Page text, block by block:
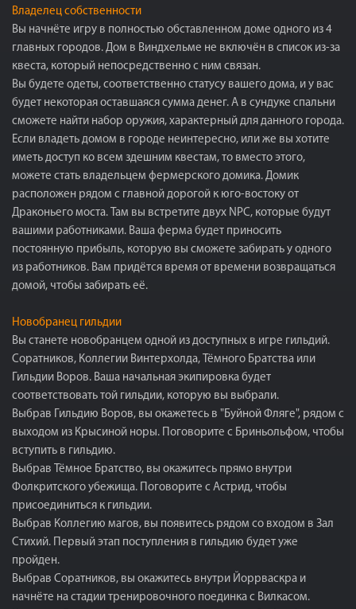
Владелец собственности
Вы начнёте игру в полностью обставленном доме одного из 4
главных городов. Дом в Виндхельме не включён в список из-за
квеста, который непосредственно с ним связан.
Вы будете одеты, соответственно статусу вашего дома, и у вас
будет некоторая оставшаяся сумма денег. А в сундуке спальни
сможете найти набор оружия, характерный для данного города.
Если владеть домом в городе неинтересно, или же вы хотите
иметь доступ ко всем здешним квестам, то вместо этого,
можете стать владельцем фермерского домика. Домик
расположен рядом с главной дорогой к юго-востоку от
Драконьего моста. Там вы встретите двух NPC, которые будут
вашими работниками. Ваша ферма будет приносить
постоянную прибыль, которую вы сможете забирать у одного
из работников. Вам придётся время от времени возвращаться
домой, чтобы забирать её.
Новобранец гильдии
Вы станете новобранцем одной из доступных в игре гильдий.
Соратников, Коллегии Винтерхолда, Тёмного Братства или
Гильдии Воров. Ваша начальная экипировка будет
соответствовать той гильдии, которую вы выбрали.
Выбрав Гильдию Воров, вы окажетесь в "Буйной Фляге", рядом с
выходом из Крысиной норы. Поговорите с Бриньольфом, чтобы
вступить в гильдию.
Выбрав Тёмное Братство, вы окажитесь прямо внутри
Фолкритского убежища. Поговорите с Астрид, чтобы
присоединиться к гильдии.
Выбрав Коллегию магов, вы появитесь рядом со входом в Зал
Стихий. Первый этап поступления в гильдию будет уже
пройден.
Выбрав Соратников, вы окажитесь внутри Йоррваскра и
начнёте на стадии тренировочного поединка с Вилкасом.